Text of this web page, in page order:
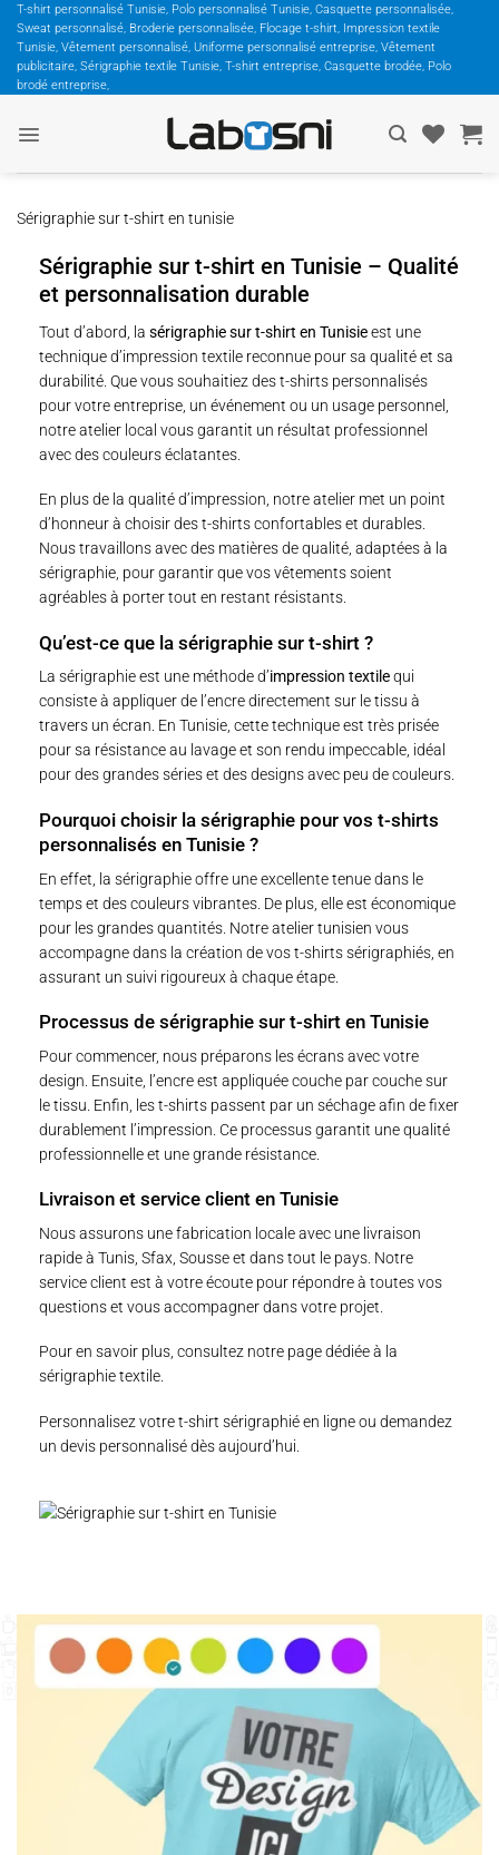
Passer
contenu
T-shirt personnalisé Tunisie, Polo personnalisé Tunisie, Casquette personnalisée,
Sweat personnalisé, Broderie personnalisée, Flocage t-shirt, Impression textile
Tunisie, Vêtement personnalisé, Uniforme personnalisé entreprise, Vêtement
publicitaire, Sérigraphie textile Tunisie, T-shirt entreprise, Casquette brodée, Polo
brodé entreprise,
Sérigraphie sur t-shirt en tunisie
Sérigraphie sur t-shirt en Tunisie – Qualité
et personnalisation durable
Tout d’abord, la sérigraphie sur t-shirt en Tunisieest une
technique d’impression textile reconnue pour sa qualité et sa
durabilité. Que vous souhaitiez des t-shirts personnalisés
pour votre entreprise, un événement ou un usage personnel,
notre atelier local vous garantit un résultat professionnel
avec des couleurs éclatantes.
En plus de la qualité d’impression, notre atelier met un point
d’honneur à choisir des t-shirts confortables et durables.
Nous travaillons avec des matières de qualité, adaptées à la
sérigraphie, pour garantir que vos vêtements soient
agréables à porter tout en restant résistants.
Qu’est-ce que la sérigraphie sur t-shirt ?
La sérigraphie est une méthode d’impression textilequi
consiste à appliquer de l’encre directement sur le tissu à
travers un écran. En Tunisie, cette technique est très prisée
pour sa résistance au lavage et son rendu impeccable, idéal
pour des grandes séries et des designs avec peu de couleurs.
Pourquoi choisir la sérigraphie pour vos t-shirts
personnalisés en Tunisie ?
En effet, la sérigraphie offre une excellente tenue dans le
temps et des couleurs vibrantes. De plus, elle est économique
pour les grandes quantités. Notre atelier tunisien vous
accompagne dans la création de vos t-shirts sérigraphiés, en
assurant un suivi rigoureux à chaque étape.
Processus de sérigraphie sur t-shirt en Tunisie
Pour commencer, nous préparons les écrans avec votre
design. Ensuite, l’encre est appliquée couche par couche sur
le tissu. Enfin, les t-shirts passent par un séchage afin de fixer
durablement l’impression. Ce processus garantit une qualité
professionnelle et une grande résistance.
Livraison et service client en Tunisie
Nous assurons une fabrication locale avec une livraison
rapide à Tunis, Sfax, Sousse et dans tout le pays. Notre
service client est à votre écoute pour répondre à toutes vos
questions et vous accompagner dans votre projet.
Pour en savoir plus, consultez notre page dédiée à la
sérigraphie textile
Personnalisez votre t-shirt sérigraphié en ligneou demandez
un devis personnalisédès aujourd’hui.